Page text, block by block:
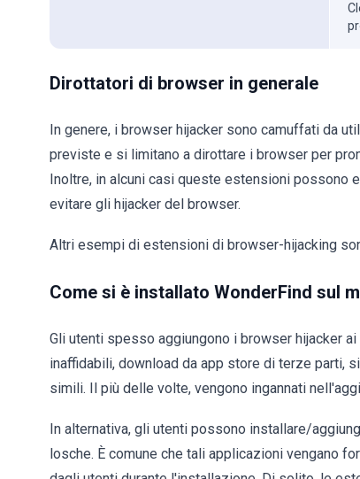
Dirottatori di browser in generale
In genere, i browser hijacker sono camuffati da
previste e si limitano a dirottare i browser per
Inoltre, in alcuni casi queste estensioni possono
evitare gli hijacker del browser.
Altri esempi di estensioni di browser-hijacking
Come si è installato WonderFind sul
Gli utenti spesso aggiungono i browser hijacker
inaffidabili, download da app store di terze parti,
simili. Il più delle volte, vengono ingannati
In alternativa, gli utenti possono installare/
losche. È comune che tali applicazioni vengano